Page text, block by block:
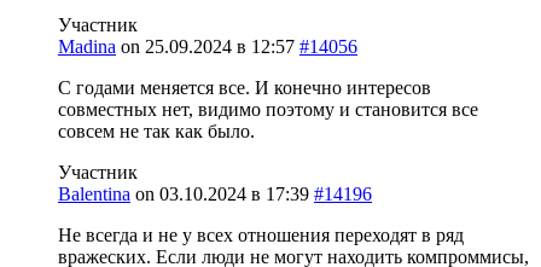
Участник
Madina on 25.09.2024 в 12:57 #14056
С годами меняется все. И конечно интересов
совместных нет, видимо поэтому и становится все
совсем не так как было.
Участник
Balentina on 03.10.2024 в 17:39 #14196
Не всегда и не у всех отношения переходят в ряд
вражеских. Если люди не могут находить компроммисы,